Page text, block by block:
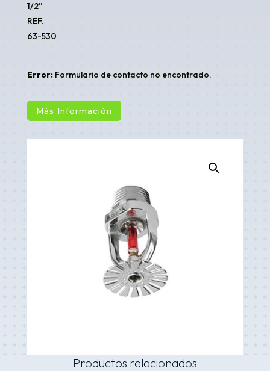
1/2”
REF.
63-530
Error:Formulario de contacto no encontrado.
Más Información
Productos relacionados